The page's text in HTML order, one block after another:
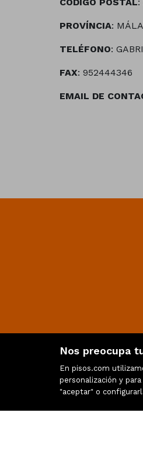
Nos preocupa
En pisos.com
personalización y
"aceptar" o
PROVÍNCIA:
TELÉFONO:
FAX: 952444346
EMAIL DE